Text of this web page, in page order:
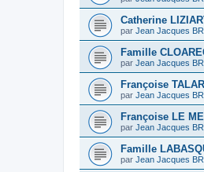
Catherine
par Jean Jacques
Famille
par Jean Jacques
Françoise
par Jean Jacques
Françoise LE
par Jean Jacques
Famille
par Jean Jacques